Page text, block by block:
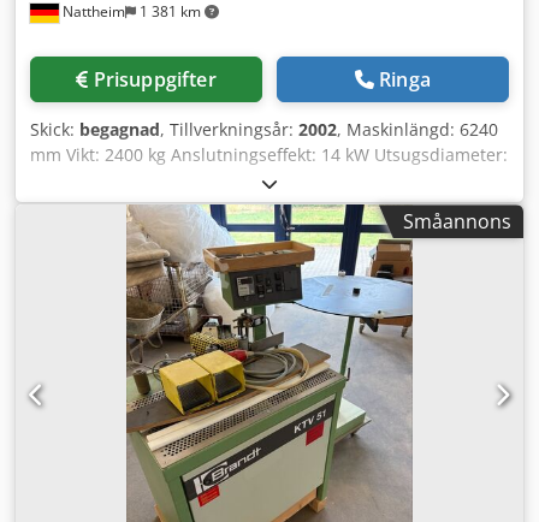
Nattheim 1 381 km
Prisuppgifter Ringa
Skick: begagnad, Tillverkningsår: 2002, Maskinlängd: 6240
mm Vikt: 2400 kg Anslutningseffekt: 14 kW Utsugsdiameter:
120 / 140 mm Lagerort: Nattheim Dcsdpovvkfwsfx Aatjk
Småannons